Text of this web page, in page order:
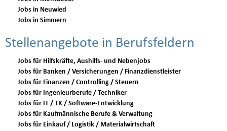
Jobs in Neuwied
Jobs in Simmern
Stellenangebote in Berufsfeldern
Jobs für Hilfskräfte, Aushilfs- und Nebenjobs
Jobs für Banken / Versicherungen / Finanzdienstleister
Jobs für Finanzen / Controlling / Steuern
Jobs für Ingenieurberufe / Techniker
Jobs für IT / TK / Software-Entwicklung
Jobs für Kaufmännische Berufe & Verwaltung
Jobs für Einkauf / Logistik / Materialwirtschaft